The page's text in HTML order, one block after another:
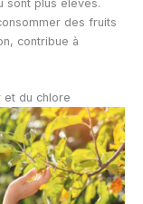
sont plus élevés.
des fruits
contribue à
et du chlore